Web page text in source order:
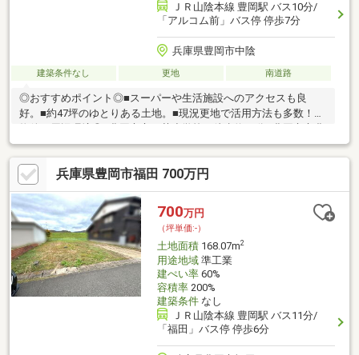
ＪＲ山陰本線 豊岡駅 バス10分/
「アルコム前」バス停 停歩7分
兵庫県豊岡市中陰
建築条件なし 更地 南道路
◎おすすめポイント◎■スーパーや生活施設へのアクセスも良
好。■約47坪のゆとりある土地。■現況更地で活用方法も多数！◎
岡北中学校：徒歩約9分■ミニフレッシュ 豊岡下陰店：徒歩約5
分■ローソン豊岡下陰店：徒歩約6分◆ホームライフ不動産◆当日
の内覧・ご見学もご相談ください♪メールやお電話でも各種ご相談
を承っております！『お家探し』『ご売却』『リフォーム』『新
築』などのご相談は『アーキホームライフ不動産』におまかせ下
さい！
兵庫県豊岡市福田 700万円
700万円
（坪単価:-）
土地面積168.07m2
用途地域準工業
建ぺい率60%
容積率200%
建築条件なし
ＪＲ山陰本線 豊岡駅 バス11分/
「福田」バス停 停歩6分